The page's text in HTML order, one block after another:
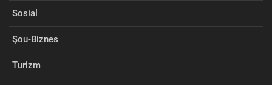
Sosial
Şou-Biznes
Turizm